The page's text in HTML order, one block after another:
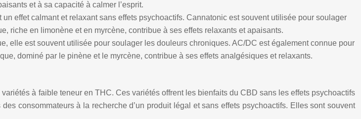
et à sa capacité à calmer l’esprit.
effet calmant et relaxant sans effets psychoactifs. Cannatonic est souvent utilisée pour soulager
riche en limonène et en myrcène, contribue à ses effets relaxants et apaisants.
elle est souvent utilisée pour soulager les douleurs chroniques. AC/DC est également connue pour
dominé par le pinène et le myrcène, contribue à ses effets analgésiques et relaxants.
à faible teneur en THC. Ces variétés offrent les bienfaits du CBD sans les effets psychoactifs
consommateurs à la recherche d’un produit légal et sans effets psychoactifs. Elles sont souvent